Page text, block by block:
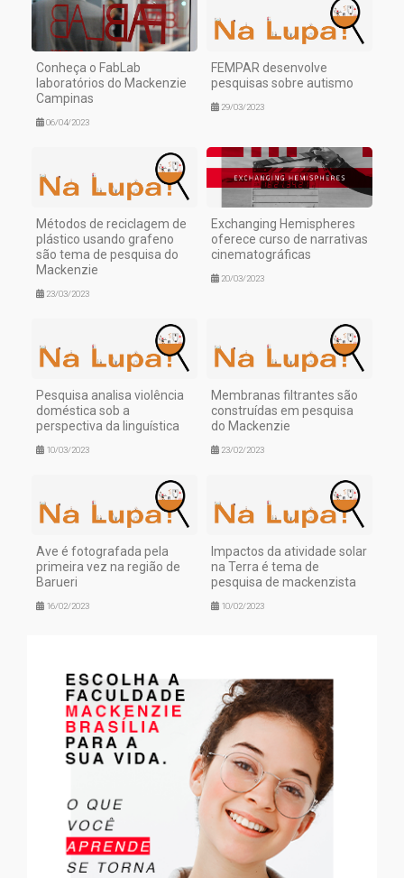
Conheça o FabLab
laboratórios do Mackenzie
Campinas
06/04/2023
FEMPAR desenvolve
pesquisas sobre autismo
29/03/2023
Métodos de reciclagem de
plástico usando grafeno
são tema de pesquisa do
Mackenzie
23/03/2023
Exchanging Hemispheres
oferece curso de narrativas
cinematográficas
20/03/2023
Pesquisa analisa violência
doméstica sob a
perspectiva da linguística
10/03/2023
Membranas filtrantes são
construídas em pesquisa
do Mackenzie
23/02/2023
Ave é fotografada pela
primeira vez na região de
Barueri
16/02/2023
Impactos da atividade solar
na Terra é tema de
pesquisa de mackenzista
10/02/2023